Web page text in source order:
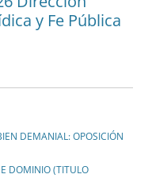
y Fe Pública
DEMANIAL: OPOSICIÓN
DOMINIO (TITULO